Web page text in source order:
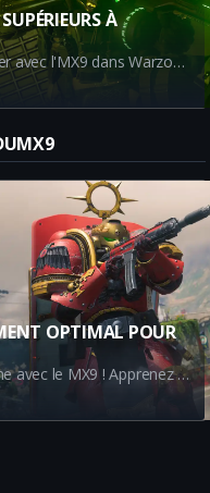
À
Découvrez les meilleurs atouts à utiliser avec l'MX9 dans Warzone pour augmenter votre performance. Apprenez comment Pas de Course, Tour de Passe-Passe, Régénération rapide, et Alerte maximale peuvent transformer votre jeu.
OPTIMAL POUR
Découvrez comment dominer Warzone avec le MX9 ! Apprenez à optimiser votre classe avec la GRENADE FUMIGENE et le COUTEAU DE LANCER pour vous donner un avantage dans chaque partie.